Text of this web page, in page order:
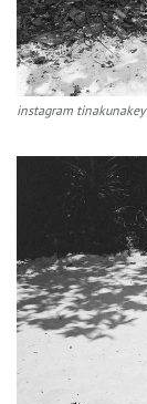
instagram tinakunakey